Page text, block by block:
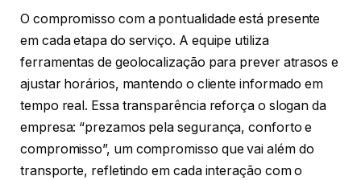
O compromisso com a pontualidade está presente
em cada etapa do serviço. A equipe utiliza
ferramentas de geolocalização para prever atrasos e
ajustar horários, mantendo o cliente informado em
tempo real. Essa transparência reforça o slogan da
empresa: “prezamos pela segurança, conforto e
compromisso”, um compromisso que vai além do
transporte, refletindo em cada interação com o